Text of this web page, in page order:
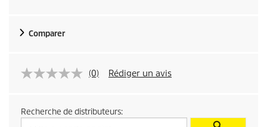
Comparer
(0) Rédiger un avis
Recherche de distributeurs: